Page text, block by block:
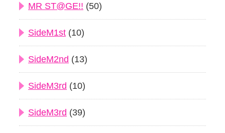
MR ST@GE!! (50)
SideM1st (10)
SideM2nd (13)
SideM3rd (10)
SideM3rd (39)